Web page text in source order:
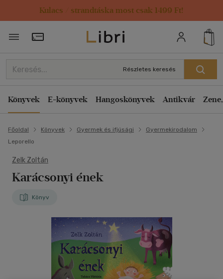
Kulacs / strandtáska most csak 1499 Ft!
Törzsvásárlói Kártya adatai
Részletes keresés
Könyvek E-könyvek Hangoskönyvek Antikvár
Főoldal Könyvek Gyermek és ifjúsági
Gyermekirodalom
Leporello
Zelk Zoltán
Karácsonyi ének
Könyv